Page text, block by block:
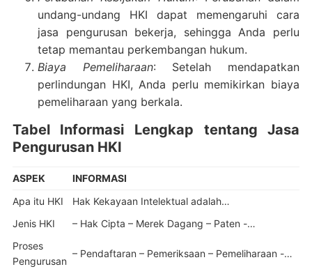
undang-undang HKI dapat memengaruhi cara
jasa pengurusan bekerja, sehingga Anda perlu
tetap memantau perkembangan hukum.
Biaya Pemeliharaan: Setelah mendapatkan
perlindungan HKI, Anda perlu memikirkan biaya
pemeliharaan yang berkala.
Tabel Informasi Lengkap tentang Jasa
Pengurusan HKI
ASPEK
INFORMASI
Apa itu HKI
Hak Kekayaan Intelektual adalah…
Jenis HKI
– Hak Cipta – Merek Dagang – Paten -…
Proses
Pengurusan
– Pendaftaran – Pemeriksaan – Pemeliharaan -…